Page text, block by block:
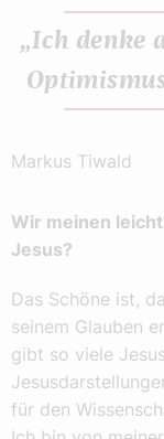
„Ich denke
Markus Tiwald
Wir meinen
Jesus?
Das Schöne ist,
seinem Glauben
gibt so viele
für den